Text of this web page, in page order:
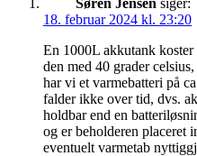
18. februar 2024 kl. 23:20
En 1000L akkutank
den med 40 grader
har vi et varmebatteri på
falder ikke over tid, dvs.
holdbar end en
og er beholderen placeret
eventuelt varmetab